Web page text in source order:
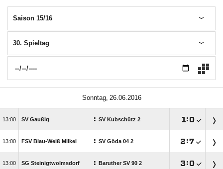
Saison 15/16
30. Spieltag
 
 SV Gaußig : SV Kubschütz 2  :
 FSV Blau-Weiß Milkel : SV Göda 04 2 :
 SG Steinigtwolmsdorf : Baruther SV 90 2 :